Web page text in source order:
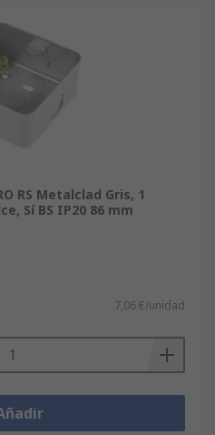
RS Metalclad Gris, 1
Sí BS IP20 86 mm
7,06 €/unidad